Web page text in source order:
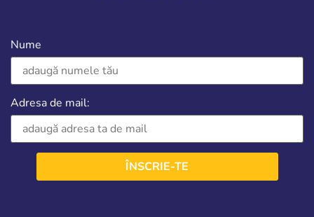
Nume
Adresa de mail: